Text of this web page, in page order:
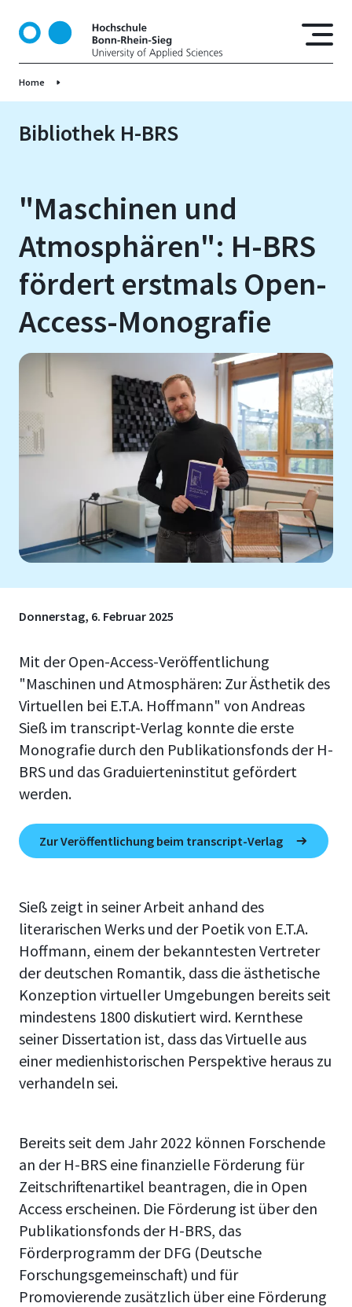
t
Home
Bibliothek H-BRS
"Maschinen und
Atmosphären": H-BRS
fördert erstmals Open-
Access-Monografie
Donnerstag, 6. Februar 2025
Mit der Open-Access-Veröffentlichung
"Maschinen und Atmosphären: Zur Ästhetik des
Virtuellen bei E.T.A. Hoffmann" von Andreas
Sieß im transcript-Verlag konnte die erste
Monografie durch den Publikationsfonds der H-
BRS und das Graduierteninstitut gefördert
werden.
Zur Veröffentlichung beim transcript-Verlag
Sieß zeigt in seiner Arbeit anhand des
literarischen Werks und der Poetik von E.T.A.
Hoffmann, einem der bekanntesten Vertreter
der deutschen Romantik, dass die ästhetische
Konzeption virtueller Umgebungen bereits seit
mindestens 1800 diskutiert wird. Kernthese
seiner Dissertation ist, dass das Virtuelle aus
einer medienhistorischen Perspektive heraus zu
verhandeln sei.
Bereits seit dem Jahr 2022 können Forschende
an der H-BRS eine finanzielle Förderung für
Zeitschriftenartikel beantragen, die in Open
Access erscheinen. Die Förderung ist über den
Publikationsfonds der H-BRS, das
Förderprogramm der DFG (Deutsche
Forschungsgemeinschaft) und für
Promovierende zusätzlich über eine Förderung